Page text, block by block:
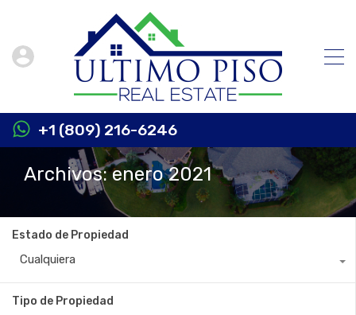
+1 (809) 216-6246
Archivos: enero 2021
Estado de Propiedad
Cualquiera
Tipo de Propiedad